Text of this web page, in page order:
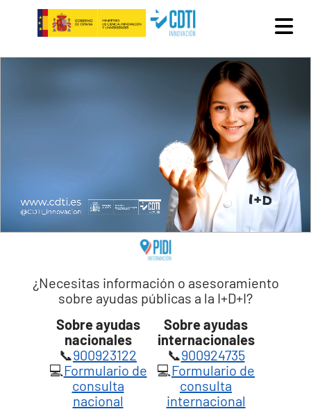
Pasar al contenido principal
¿Necesitas información o asesoramiento
sobre ayudas públicas a la I+D+I?
Sobre ayudas
nacionales
Sobre ayudas
internacionales
📞900923122 📞900924735
💻Formulario de
consulta
nacional
💻Formulario de
consulta
internacional